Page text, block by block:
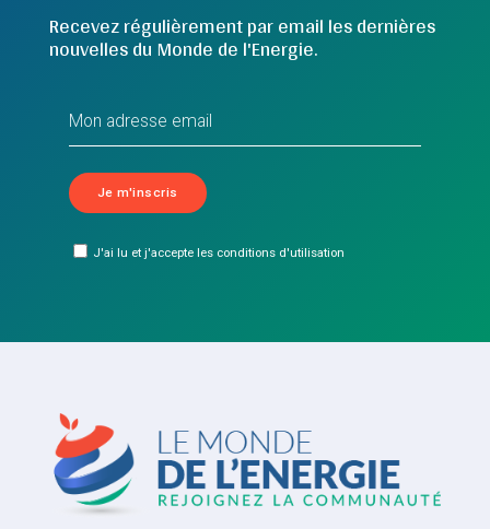
Recevez régulièrement par email les dernières
nouvelles du Monde de l'Energie.
J'ai lu et j'accepte les conditions d'utilisation